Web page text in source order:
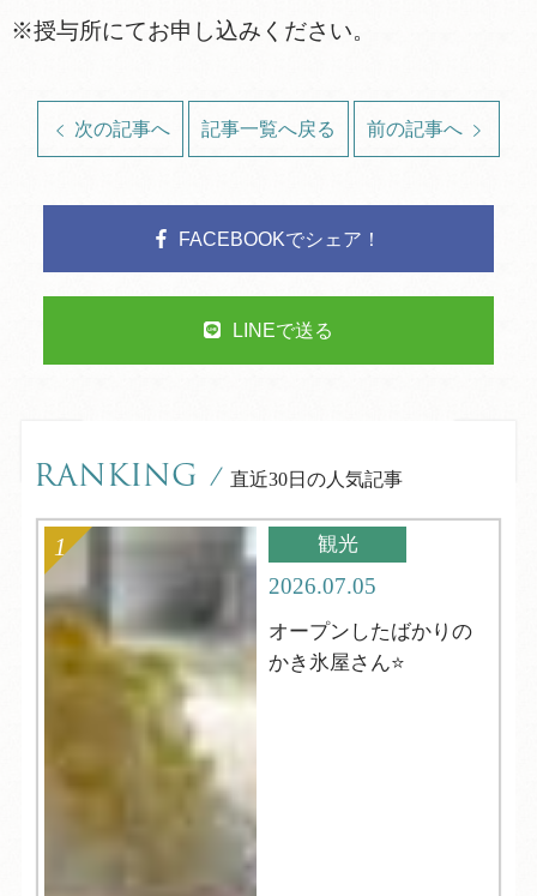
※授与所にてお申し込みください。
次の記事へ 記事一覧へ戻る 前の記事へ
FACEBOOKでシェア！
LINEで送る
RANKING / 直近30日の人気記事
観光
2026.07.05
オープンしたばかりの
かき氷屋さん⭐